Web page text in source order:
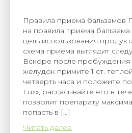
Правила приема бальзамов
на правила приема бальзама
цель использования
схема приема выглядит
Вскоре после пробуждения
желудок примите 1 ст.
четверть часа и положите
Lux», рассасывайте его в
позволит препарату
попасть в […]
Читать далее